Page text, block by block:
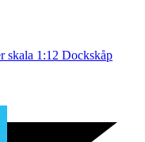
skala 1:12 Dockskåp